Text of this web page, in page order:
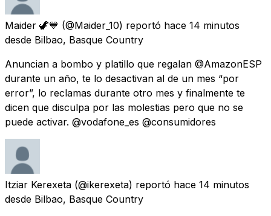
Maider 🦖💙 (@Maider_10) reportó hace 14 minutos
desde Bilbao, Basque Country
Anuncian a bombo y platillo que regalan @AmazonESP
durante un año, te lo desactivan al de un mes “por
error”, lo reclamas durante otro mes y finalmente te
dicen que disculpa por las molestias pero que no se
puede activar. @vodafone_es @consumidores
Itziar Kerexeta (@ikerexeta) reportó hace 14 minutos
desde Bilbao, Basque Country